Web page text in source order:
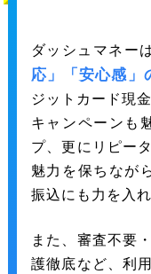
ダッシュマネーは
応」「安心感」
ジットカード現
キャンペーンも
プ、更にリピー
魅力を保ちなが
振込にも力を入れ
また、審査不要
護徹底など、利